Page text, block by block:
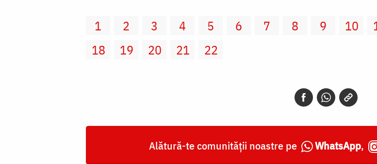
1 2 3 4 5 6 7 8 9 10
18
19 20 21 22
Alătură-te comunității noastre pe WhatsApp,